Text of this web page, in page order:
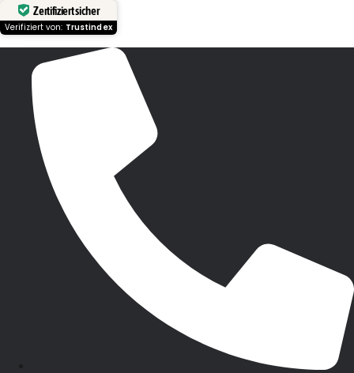
Zertifiziert sicher
Verifiziert von: Trustindex